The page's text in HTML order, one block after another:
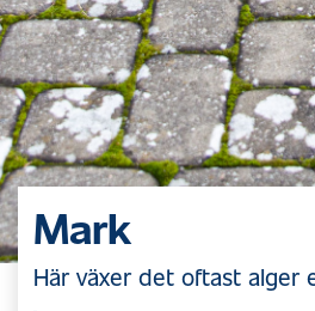
Mark
Här växer det oftast alger